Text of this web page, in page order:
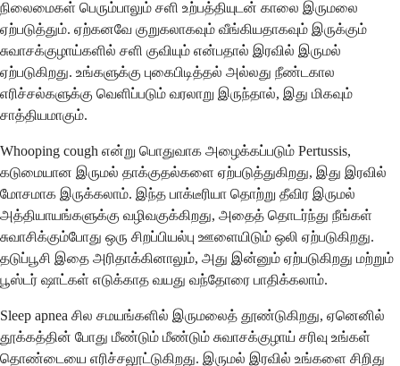
நிலைமைகள் பெரும்பாலும் சளி உற்பத்தியுடன் காலை இருமலை
ஏற்படுத்தும். ஏற்கனவே குறுகலாகவும் வீங்கியதாகவும் இருக்கும்
சுவாசக்குழாய்களில் சளி குவியும் என்பதால் இரவில் இருமல்
ஏற்படுகிறது. உங்களுக்கு புகைபிடித்தல் அல்லது நீண்டகால
எரிச்சல்களுக்கு வெளிப்படும் வரலாறு இருந்தால், இது மிகவும்
சாத்தியமாகும்.
Whooping cough என்று பொதுவாக அழைக்கப்படும் Pertussis,
கடுமையான இருமல் தாக்குதல்களை ஏற்படுத்துகிறது, இது இரவில்
மோசமாக இருக்கலாம். இந்த பாக்டீரியா தொற்று தீவிர இருமல்
அத்தியாயங்களுக்கு வழிவகுக்கிறது, அதைத் தொடர்ந்து நீங்கள்
சுவாசிக்கும்போது ஒரு சிறப்பியல்பு ஊளையிடும் ஒலி ஏற்படுகிறது.
தடுப்பூசி இதை அரிதாக்கினாலும், அது இன்னும் ஏற்படுகிறது மற்றும்
பூஸ்டர் ஷாட்கள் எடுக்காத வயது வந்தோரை பாதிக்கலாம்.
Sleep apnea சில சமயங்களில் இருமலைத் தூண்டுகிறது, ஏனெனில்
தூக்கத்தின் போது மீண்டும் மீண்டும் சுவாசக்குழாய் சரிவு உங்கள்
தொண்டையை எரிச்சலூட்டுகிறது. இருமல் இரவில் உங்களை சிறிது